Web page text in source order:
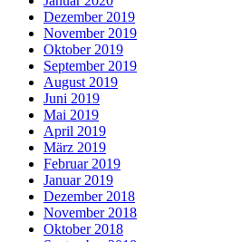
Dezember 2019
November 2019
Oktober 2019
September 2019
August 2019
Juni 2019
Mai 2019
April 2019
März 2019
Februar 2019
Januar 2019
Dezember 2018
November 2018
Oktober 2018